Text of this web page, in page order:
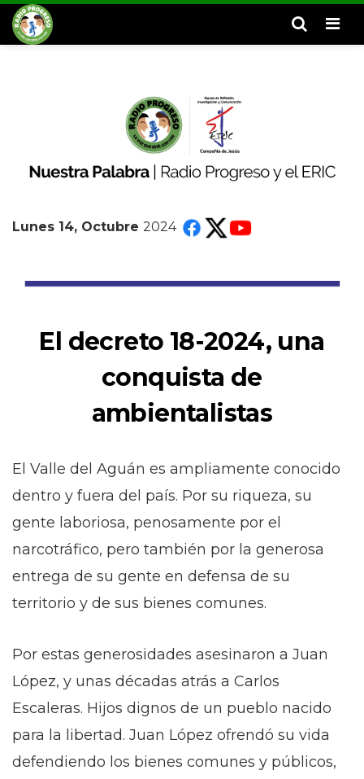
Lunes 14, Octubre 2024
El decreto 18-2024, una
conquista de
ambientalistas
El Valle del Aguán es ampliamente conocido
dentro y fuera del país. Por su riqueza, su
gente laboriosa, penosamente por el
narcotráfico, pero también por la generosa
entrega de su gente en defensa de su
territorio y de sus bienes comunes.
Por estas generosidades asesinaron a Juan
López, y unas décadas atrás a Carlos
Escaleras. Hijos dignos de un pueblo nacido
para la libertad. Juan López ofrendó su vida
defendiendo los bienes comunes y públicos,